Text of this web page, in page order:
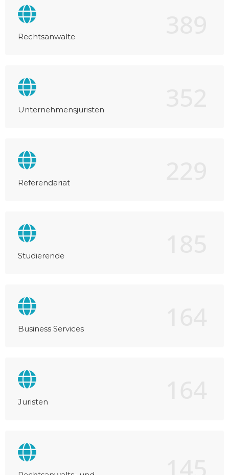
Rechtsanwälte
Unternehmensjuristen
Referendariat
Studierende
Business Services
Juristen